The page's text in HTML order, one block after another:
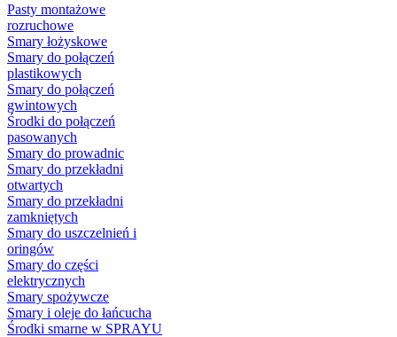
Pasty montażowe
rozruchowe
Smary łożyskowe
Smary do połączeń
plastikowych
Smary do połączeń
gwintowych
Środki do połączeń
pasowanych
Smary do prowadnic
Smary do przekładni
otwartych
Smary do przekładni
zamkniętych
Smary do uszczelnień i
oringów
Smary do części
elektrycznych
Smary spożywcze
Smary i oleje do łańcucha
Środki smarne w SPRAYU